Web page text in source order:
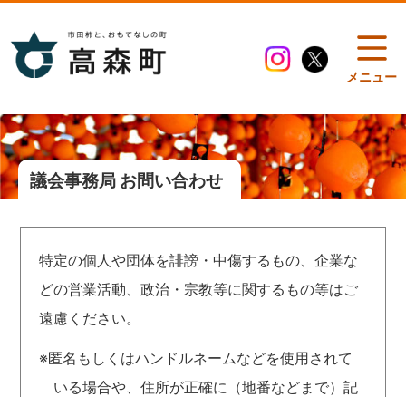
メニュー
議会事務局 お問い合わせ
特定の個人や団体を誹謗・中傷するもの、企業な
どの営業活動、政治・宗教等に関するもの等はご
遠慮ください。
※匿名もしくはハンドルネームなどを使用されて
いる場合や、住所が正確に（地番などまで）記